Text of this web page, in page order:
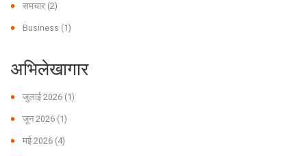
समचार (2)
Business (1)
अभिलेखागार
जुलाई 2026 (1)
जून 2026 (1)
मई 2026 (4)